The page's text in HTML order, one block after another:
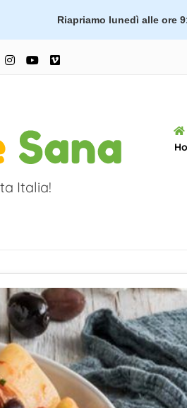
Riapriamo lunedì alle ore
Instagram
YouTube
Vimeo
Italia!